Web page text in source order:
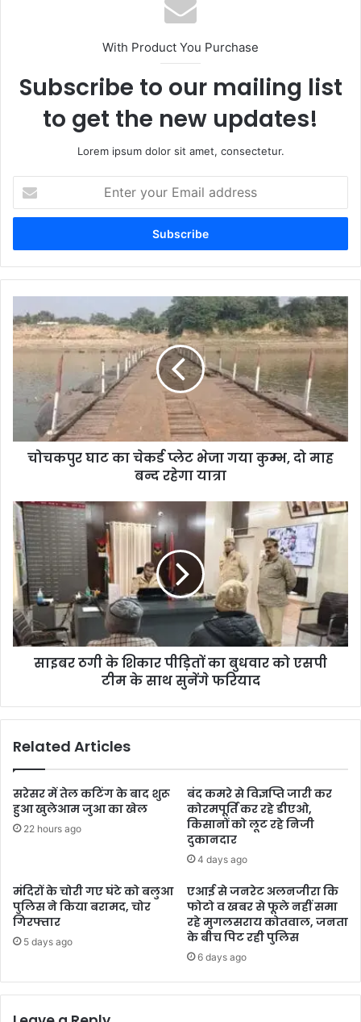
With Product You Purchase
Subscribe to our mailing list
to get the new updates!
Lorem ipsum dolor sit amet, consectetur.
your
Email
चोचकपुर घाट का चेकर्ड प्लेट भेजा गया कुम्भ, दो माह
बन्द रहेगा यात्रा
साइबर ठगी के शिकार पीड़ितों का बुधवार को एसपी
टीम के साथ सुनेंगे फरियाद
Related Articles
सरेसर में तेल कटिंग के बाद शुरू
हुआ खुलेआम जुआ का खेल
22 hours ago
बंद कमरे से विज्ञप्ति जारी कर
कोरमपूर्ति कर रहे डीएओ,
किसानों को लूट रहे निजी
दुकानदार
4 days ago
मंदिरों के चोरी गए घंटे को बलुआ
पुलिस ने किया बरामद, चोर
गिरफ्तार
5 days ago
एआई से जनरेट अलनजीरा कि
फोटो व खबर से फूले नहीं समा
रहे मुगलसराय कोतवाल, जनता
के बीच पिट रही पुलिस
6 days ago